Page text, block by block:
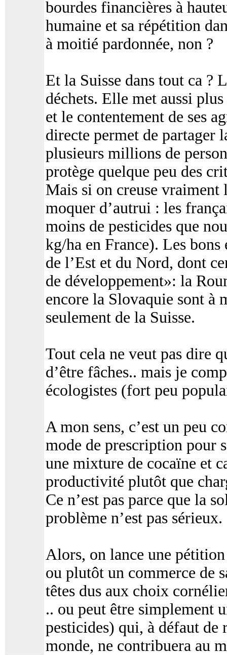
bourdes financières à
humaine et sa répétition
à moitié pardonnée, non ?
Et la Suisse dans tout ca ?
déchets. Elle met aussi
et le contentement de ses
directe permet de partager
plusieurs millions de
protège quelque peu des
Mais si on creuse vraiment
moquer d’autrui : les
moins de pesticides que
kg/ha en France). Les
de l’Est et du Nord, dont
de développement»: la
encore la Slovaquie sont à
seulement de la Suisse.
Tout cela ne veut pas dire
d’être fâches.. mais je
écologistes (fort peu
A mon sens, c’est un peu
mode de prescription pour
une mixture de cocaïne et
productivité plutôt que
Ce n’est pas parce que la
problème n’est pas sérieux.
Alors, on lance une
ou plutôt un commerce de
têtes dus aux choix
.. ou peut être simplement
pesticides) qui, à défaut de
monde, ne contribuera au